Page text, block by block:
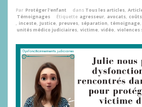
Par Protéger l'enfant dans Tous les articles,
Témoignages
Étiquette agresseur, avocats, coûts
, inceste, Justice, preuves, séparation, témoignage,
unités médico judiciaires, victime, vidéo, violences